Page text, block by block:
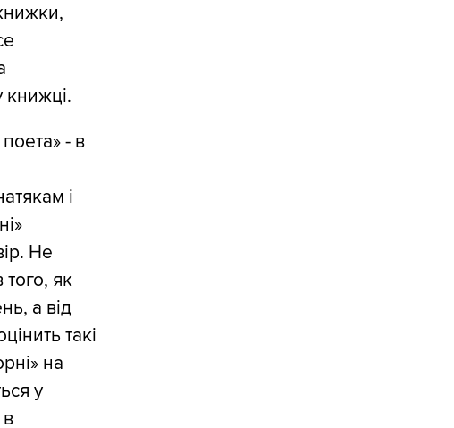
книжці.
- в
і
Не
як
а від
такі
на
у
в